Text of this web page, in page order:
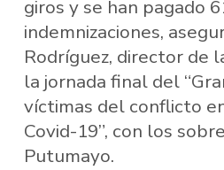
giros y se han pagado
indemnizaciones,
Rodríguez, director de
la jornada final del
víctimas del conflicto
Covid-19”, con los
Putumayo.